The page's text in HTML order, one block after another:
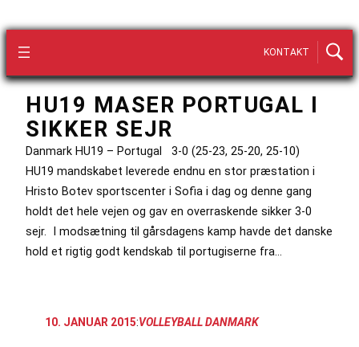
KONTAKT
HU19 MASER PORTUGAL I
SIKKER SEJR
Danmark HU19 – Portugal 3-0 (25-23, 25-20, 25-10)
HU19 mandskabet leverede endnu en stor præstation i
Hristo Botev sportscenter i Sofia i dag og denne gang
holdt det hele vejen og gav en overraskende sikker 3-0
sejr. I modsætning til gårsdagens kamp havde det danske
hold et rigtig godt kendskab til portugiserne fra…
10. JANUAR 2015:VOLLEYBALL DANMARK